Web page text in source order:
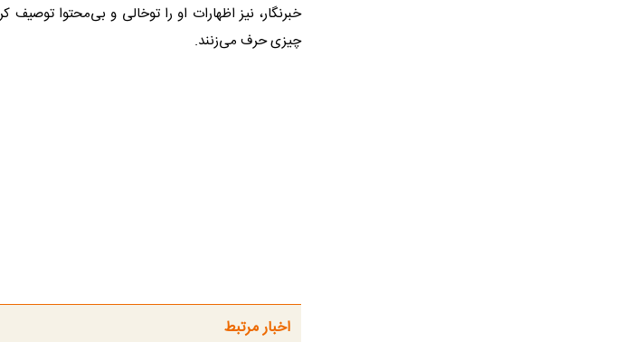
خبرنگار، نیز اظهارات او را توخالی و بی‌محتوا
چیزی حرف می‌زنند.
اخبار مرتبط